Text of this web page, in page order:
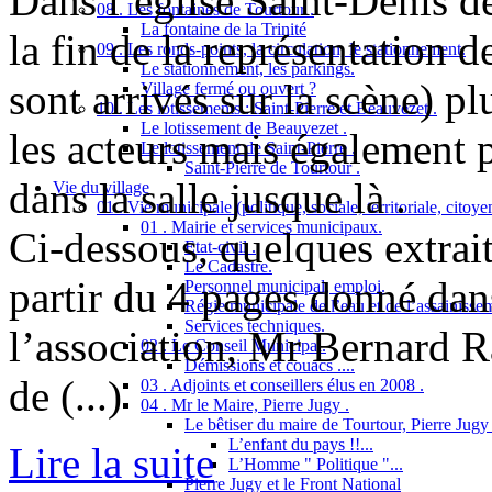
08 . Les fontaines de Tourtour .
La fontaine de la Trinité
09 . Les ronds-points, la circulation, le stationnement.
Le stationnement, les parkings.
Village fermé ou ouvert ?
10 . Les lotissements : Saint-Pierre et Beauvezet .
Le lotissement de Beauvezet .
Le lotissement de Saint-Pierre .
Saint-Pierre de Tourtour .
Vie du village
01 . Vie municipale (politique, sociale, territoriale,
01 . Mairie et services municipaux.
Etat-civil .
Le Cadastre.
Personnel municipal, emploi.
Régie municipale de l’eau et de
Services techniques.
02 . Le Conseil Municipal.
Démissions et couacs ....
03 . Adjoints et conseillers élus en 2008 .
04 . Mr le Maire, Pierre Jugy .
Le bêtiser du maire de Tourtour, Pierre
L’enfant du pays !!...
L’Homme " Politique "...
Pierre Jugy et le Front National
la fin de la représentation
sont arrivés sur la scène)
les acteurs mais également
dans la salle jusque là .
Ci-dessous, quelques
partir du 4 pages donné
l’association, Mr Bernard
de (...)
Lire la suite